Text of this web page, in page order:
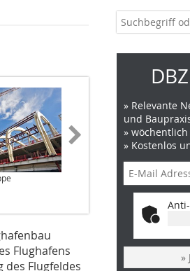
Foto: Nordic Office of
Architecture/Dag Spant
Flughafens
des Flugfeldes
» Relevante
und
» wöchentlich
» Kostenlos
»